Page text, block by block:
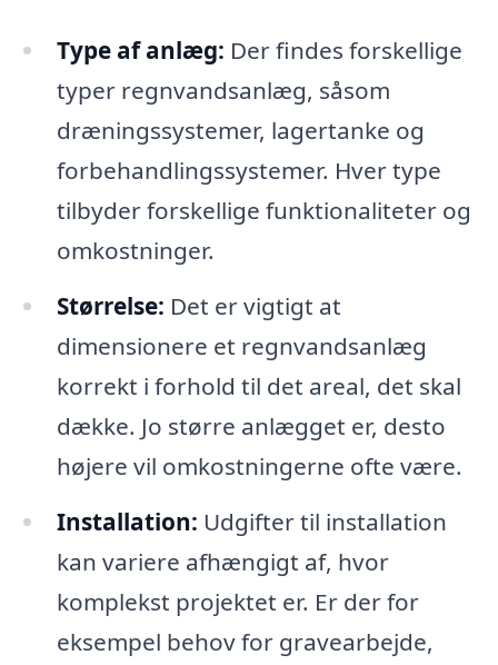
Type af anlæg: Der findes forskellige
typer regnvandsanlæg, såsom
dræningssystemer, lagertanke og
forbehandlingssystemer. Hver type
tilbyder forskellige funktionaliteter og
omkostninger.
Størrelse: Det er vigtigt at
dimensionere et regnvandsanlæg
korrekt i forhold til det areal, det skal
dække. Jo større anlægget er, desto
højere vil omkostningerne ofte være.
Installation: Udgifter til installation
kan variere afhængigt af, hvor
komplekst projektet er. Er der for
eksempel behov for gravearbejde,